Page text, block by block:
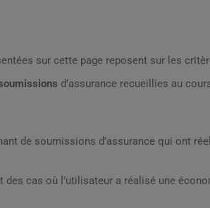
sur cette page reposent sur les
d’assurance recueillies au
de soumissions d’assurance qui ont
cas où l’utilisateur a réalisé une